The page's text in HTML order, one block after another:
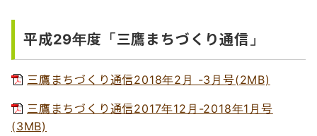
平成29年度「三鷹まちづくり通信」
三鷹まちづくり通信2018年2月 -3月号(2MB)
三鷹まちづくり通信2017年12月-2018年1月号
(3MB)